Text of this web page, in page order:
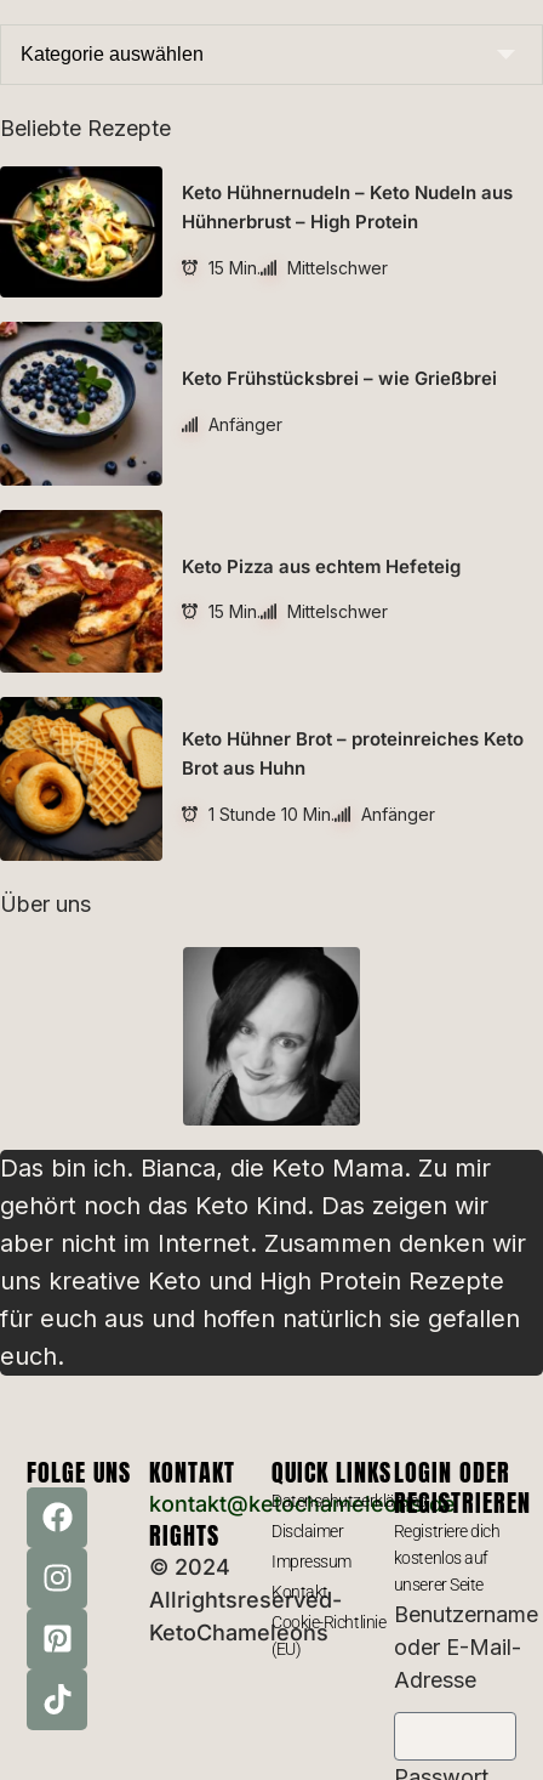
Beliebte Rezepte
Keto Hühnernudeln – Keto Nudeln aus
Hühnerbrust – High Protein
15 Min. Mittelschwer
Keto Frühstücksbrei – wie Grießbrei
Anfänger
Keto Pizza aus echtem Hefeteig
15 Min. Mittelschwer
Keto Hühner Brot – proteinreiches Keto
Brot aus Huhn
1 Stunde 10 Min. Anfänger
Über uns
Das bin ich. Bianca, die Keto Mama. Zu mir
gehört noch das Keto Kind. Das zeigen wir
aber nicht im Internet. Zusammen denken wir
uns kreative Keto und High Protein Rezepte
für euch aus und hoffen natürlich sie gefallen
euch.
FOLGE UNS KONTAKT
kontakt@ketochameleons.de
RIGHTS
© 2024
Allrightsreserved-
KetoChameleons
QUICK LINKS
Datenschutzerklärung
Disclaimer
Impressum
Kontakt
Cookie-Richtlinie
(EU)
LOGIN ODER
REGISTRIEREN
Registriere dich
kostenlos auf
unserer Seite
Benutzername
oder E-Mail-
Adresse